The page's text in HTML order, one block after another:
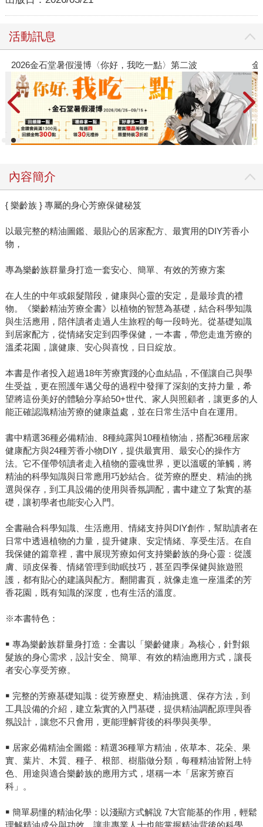
活動訊息
2026金石堂暑假漫博〈你好，我吃一點〉第二波 金
內容簡介
{ 樂齡族 } 專屬的身心芳療保健秘笈
以最完整的精油圖鑑、最貼心的居家配方、最實用的DIY芳香小
物，
專為樂齡族群量身打造一套安心、簡單、有效的芳療方案
在人生的中年或銀髮階段，健康與心靈的安定，是最珍貴的禮
物。《樂齡精油芳療全書》以植物的智慧為基礎，結合科學知識
與生活應用，陪伴讀者走過人生旅程的每一段時光。從基礎知識
到居家配方，從情緒安定到四季保健，一本書，帶您走進芳療的
溫柔花園，讓健康、安心與喜悅，日日綻放。
本書是作者投入超過18年芳療實踐的心血結晶，不僅讓自己與學
生受益，更在照護年邁父母的過程中發揮了深刻的支持力量，希
望將這份美好的體驗分享給50+世代、家人與照顧者，讓更多的人
能正確認識精油芳療的健康益處，並在日常生活中自在運用。
書中精選36種必備精油、8種純露與10種植物油，搭配36種居家
健康配方與24種芳香小物DIY，提供最實用、最安心的操作方
法。它不僅帶領讀者走入植物的靈魂世界，更以溫暖的筆觸，將
精油的科學知識與日常應用巧妙結合。從芳療的歷史、精油的挑
選與保存，到工具設備的使用與香氛調配，書中建立了紮實的基
礎，讓初學者也能安心入門。
全書融合科學知識、生活應用、情緒支持與DIY創作，幫助讀者在
日常中透過植物的力量，提升健康、安定情緒、享受生活。在自
我保健的篇章裡，書中展現芳療如何支持樂齡族的身心靈：從護
膚、頭皮保養、情緒管理到助眠技巧，甚至四季保健與旅遊照
護，都有貼心的建議與配方。翻開書頁，就像走進一座溫柔的芳
香花園，既有知識的深度，也有生活的溫度。
※本書特色：
￭ 專為樂齡族群量身打造：全書以「樂齡健康」為核心，針對銀
髮族的身心需求，設計安全、簡單、有效的精油應用方式，讓長
者安心享受芳療。
￭ 完整的芳療基礎知識：從芳療歷史、精油挑選、保存方法，到
工具設備的介紹，建立紮實的入門基礎，提供精油調配原理與香
氛設計，讓您不只會用，更能理解背後的科學與美學。
￭ 居家必備精油全圖鑑：精選36種單方精油，依草本、花朵、果
實、葉片、木質、種子、根部、樹脂做分類，每種精油皆附上特
色、用途與適合樂齡族的應用方式，堪稱一本「居家芳療百
科」。
￭ 簡單易懂的精油化學：以淺顯方式解說 7大官能基的作用，輕鬆
理解精油成分與功效，讓非專業人士也能掌握精油背後的科學。